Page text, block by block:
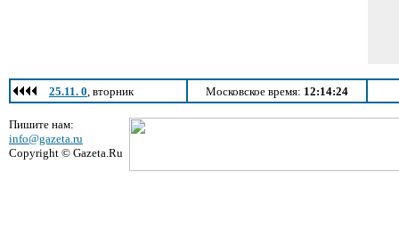
25.11. 0, вторник Московское время: 12:14:24
Пишите нам:
info@gazeta.ru
Copyright © Gazeta.Ru